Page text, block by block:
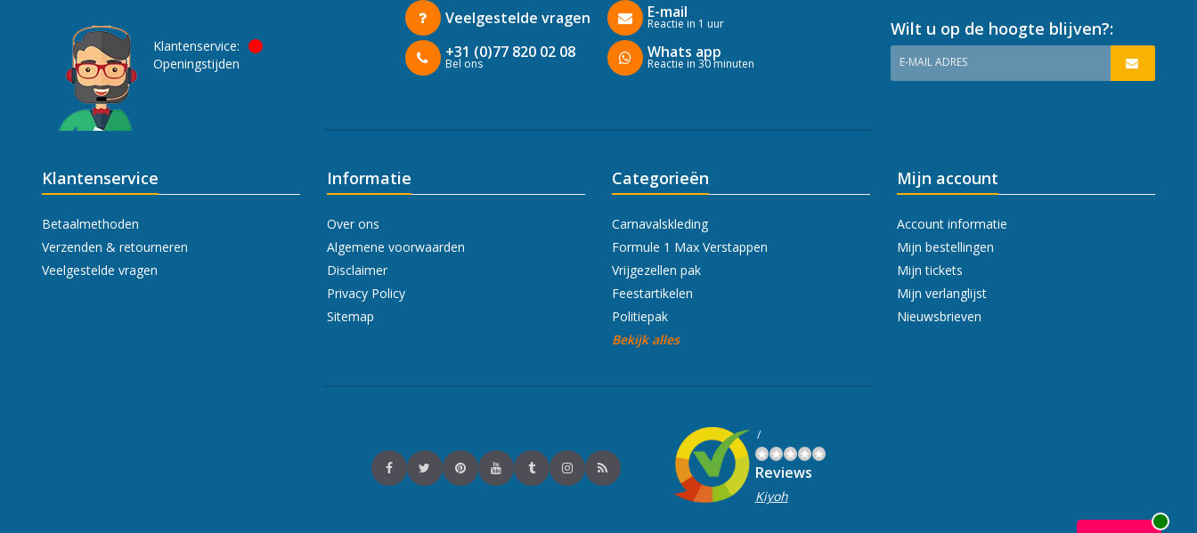
Klantenservice:
Openingstijden
Veelgestelde vragen
+31 (0)77 820 02 08
Bel ons
E-mail
Reactie in 1 uur
Whats app
Reactie in 30 minuten
Wilt u op de hoogte blijven?:
E-MAIL ADRES
Klantenservice
Betaalmethoden
Verzenden & retourneren
Veelgestelde vragen
Informatie
Over ons
Algemene voorwaarden
Disclaimer
Privacy Policy
Sitemap
Categorieën
Carnavalskleding
Formule 1 Max Verstappen
Vrijgezellen pak
Feestartikelen
Politiepak
Bekijk alles
Mijn account
Account informatie
Mijn bestellingen
Mijn tickets
Mijn verlanglijst
Nieuwsbrieven
/
Reviews
Kiyoh